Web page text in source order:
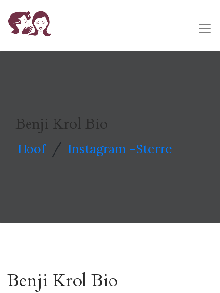
Benji Krol Bio
Hoof / Instagram -Sterre
Benji Krol Bio